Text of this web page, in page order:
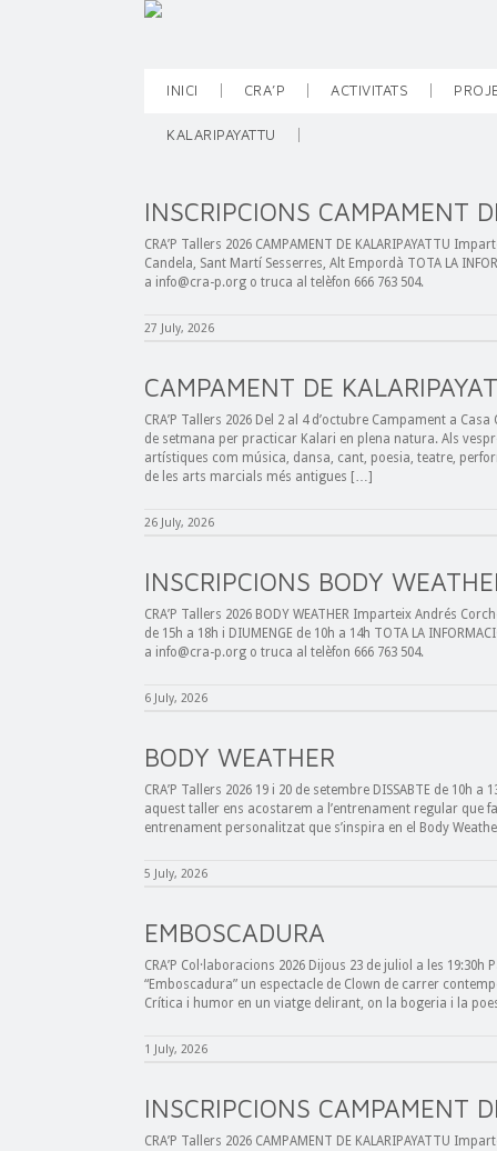
INICI CRA’P ACTIVITATS
KALARIPAYATTU
INSCRIPCIONS CAMPAMENT
CRA’P Tallers 2026 CAMPAMENT DE KALARIPAYATTU
Candela, Sant Martí Sesserres, Alt Empordà TOTA LA
a info@cra-p.org o truca al telèfon 666 763 504.
27 July, 2026
CAMPAMENT DE
CRA’P Tallers 2026 Del 2 al 4 d’octubre Campament a
de setmana per practicar Kalari en plena natura. Als
artístiques com música, dansa, cant, poesia, teatre,
de les arts marcials més antigues […]
26 July, 2026
INSCRIPCIONS BODY
CRA’P Tallers 2026 BODY WEATHER Imparteix Andrés
de 15h a 18h i DIUMENGE de 10h a 14h TOTA LA
a info@cra-p.org o truca al telèfon 666 763 504.
6 July, 2026
BODY WEATHER
CRA’P Tallers 2026 19 i 20 de setembre DISSABTE de 10h a
aquest taller ens acostarem a l’entrenament regular que
entrenament personalitzat que s’inspira en el Body
5 July, 2026
EMBOSCADURA
CRA’P Col·laboracions 2026 Dijous 23 de juliol a les
“Emboscadura” un espectacle de Clown de carrer
Crítica i humor en un viatge delirant, on la bogeria i la
1 July, 2026
INSCRIPCIONS CAMPAMENT
CRA’P Tallers 2026 CAMPAMENT DE KALARIPAYATTU